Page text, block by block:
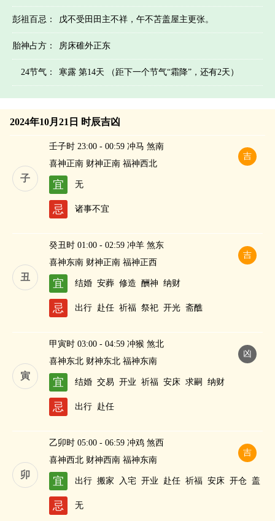
彭祖百忌： 戊不受田田主不祥，午不苫盖屋主更张。
胎神占方： 房床碓外正东
24节气： 寒露 第14天 （距下一个节气“霜降”，还有2天）
2024年10月21日 时辰吉凶
子
吉
壬子时 23:00 - 00:59 冲马 煞南
喜神正南 财神正南 福神西北
宜 无
忌 诸事不宜
丑
吉
癸丑时 01:00 - 02:59 冲羊 煞东
喜神东南 财神正南 福神正西
宜 结婚 安葬 修造 酬神 纳财
忌 出行 赴任 祈福 祭祀 开光 斋醮
寅
凶
甲寅时 03:00 - 04:59 冲猴 煞北
喜神东北 财神东北 福神东南
宜 结婚 交易 开业 祈福 安床 求嗣 纳财
忌 出行 赴任
卯
吉
乙卯时 05:00 - 06:59 冲鸡 煞西
喜神西北 财神西南 福神东南
宜 出行 搬家 入宅 开业 赴任 祈福 安床 开仓 盖
忌 无